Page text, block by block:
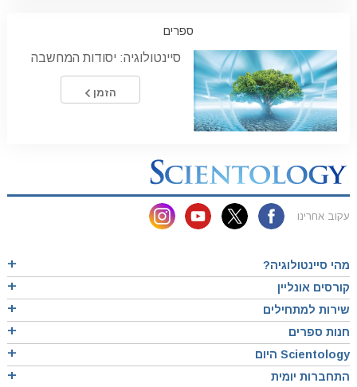
ספרים
סיינטולוגיה: יסודות המחשבה
הזמן
עקוב אחרינו
מהי סיינטולוגיה?
קורסים אונליין
שירות למתחילים
חנות ספרים
Scientology היום
התחברות יומית